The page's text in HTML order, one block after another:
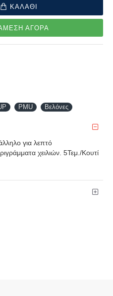
ΚΑΛΑΘΙ
ΑΓΟΡΑ
PMU Βελόνες
για λεπτό
χειλιών. 5Τεμ./Κουτί